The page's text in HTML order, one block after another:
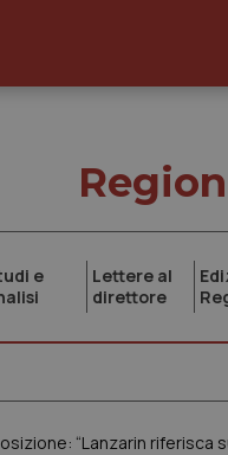
e
Lettere al
direttore
“Lanzarin riferisca